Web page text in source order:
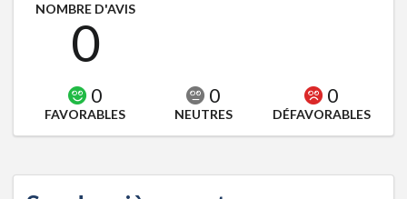
NOMBRE D'AVIS
0
0
FAVORABLES
0
NEUTRES
0
DÉFAVORABLES